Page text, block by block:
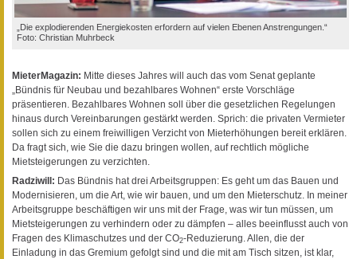
„Die explodierenden Energiekosten erfordern auf vielen Ebenen Anstrengungen.“
Foto: Christian Muhrbeck
MieterMagazin: Mitte dieses Jahres will auch das vom Senat geplante
„Bündnis für Neubau und bezahlbares Wohnen“ erste Vorschläge
präsentieren. Bezahlbares Wohnen soll über die gesetzlichen Regelungen
hinaus durch Vereinbarungen gestärkt werden. Sprich: die privaten Vermieter
sollen sich zu einem freiwilligen Verzicht von Mieterhöhungen bereit erklären.
Da fragt sich, wie Sie die dazu bringen wollen, auf rechtlich mögliche
Mietsteigerungen zu verzichten.
Radziwill: Das Bündnis hat drei Arbeitsgruppen: Es geht um das Bauen und
Modernisieren, um die Art, wie wir bauen, und um den Mieterschutz. In meiner
Arbeitsgruppe beschäftigen wir uns mit der Frage, was wir tun müssen, um
Mietsteigerungen zu verhindern oder zu dämpfen – alles beeinflusst auch von
Fragen des Klimaschutzes und der CO2-Reduzierung. Allen, die der
Einladung in das Gremium gefolgt sind und die mit am Tisch sitzen, ist klar,